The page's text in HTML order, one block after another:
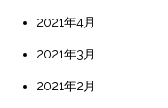
2021年4月
2021年3月
2021年2月